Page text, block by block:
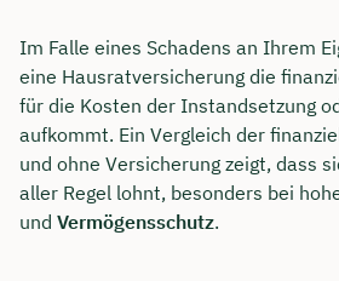
Im Falle eines Schadens an Ihrem
eine Hausratversicherung die
für die Kosten der Instandsetzung
aufkommt. Ein Vergleich der
und ohne Versicherung zeigt, dass
aller Regel lohnt, besonders bei
und Vermögensschutz.